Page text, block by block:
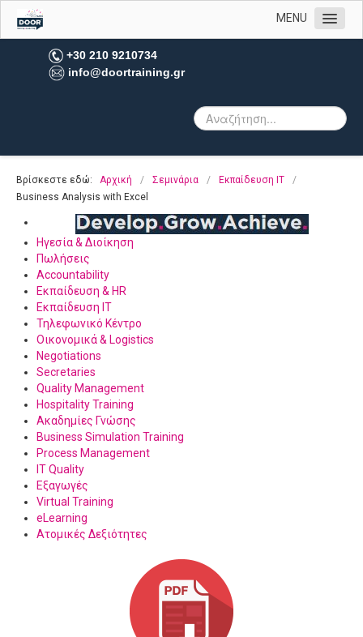
MENU
Αρχική
Η εταιρεία μας
Φωτογραφίες
Επικοινωνία
+30 210 9210734
info@doortraining.gr
Βρίσκεστε εδώ: Αρχική / Σεμινάρια / Εκπαίδευση IT
/
Business Analysis with Excel
Ηγεσία & Διοίκηση
Πωλήσεις
Accountability
Εκπαίδευση & HR
Εκπαίδευση IT
Τηλεφωνικό Κέντρο
Οικονομικά & Logistics
Negotiations
Secretaries
Quality Management
Hospitality Training
Ακαδημίες Γνώσης
Business Simulation Training
Process Management
IT Quality
Εξαγωγές
Virtual Training
eLearning
Ατομικές Δεξιότητες